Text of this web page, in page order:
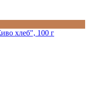
хлеб", 100 г